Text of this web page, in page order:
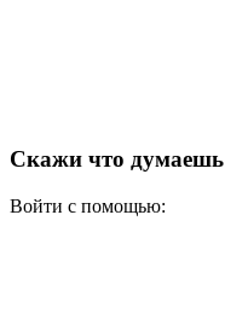
Скажи что думаешь
Войти с помощью: